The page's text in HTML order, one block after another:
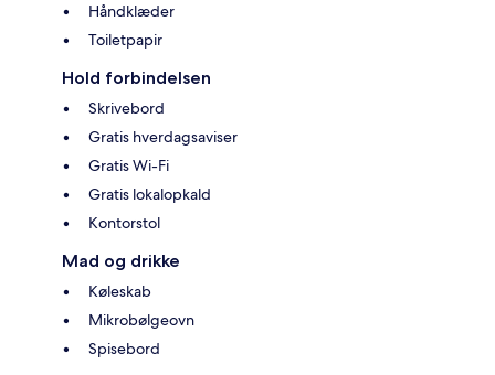
Håndklæder
Toiletpapir
Hold forbindelsen
Skrivebord
Gratis hverdagsaviser
Gratis Wi-Fi
Gratis lokalopkald
Kontorstol
Mad og drikke
Køleskab
Mikrobølgeovn
Spisebord